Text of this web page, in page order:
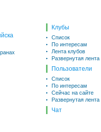
Клубы
Список
По интересам
Лента клубов
Развернутая лента
Пользователи
Список
По интересам
Сейчас на сайте
Развернутая лента
Чат